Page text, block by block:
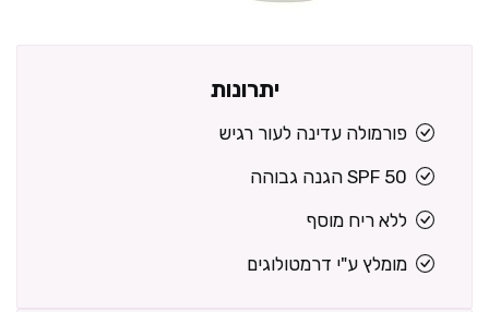
יתרונות
פורמולה עדינה לעור רגיש
SPF 50 הגנה גבוהה
ללא ריח מוסף
מומלץ ע"י דרמטולוגים